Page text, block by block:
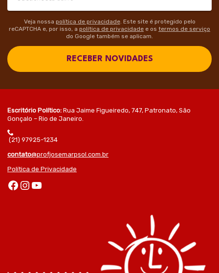
Veja nossa política de privacidade. Este site é protegido pelo
reCAPTCHA e, por isso, a política de privacidade e os termos de serviço
do Google também se aplicam.
RECEBER NOVIDADES
Escritório Político: Rua Jaime Figueiredo, 747, Patronato, São
Gonçalo – Rio de Janeiro.
(21) 97925-1234
contato@profjosemarpsol.com.br
Política de Privacidade
Facebook Instagram Youtube